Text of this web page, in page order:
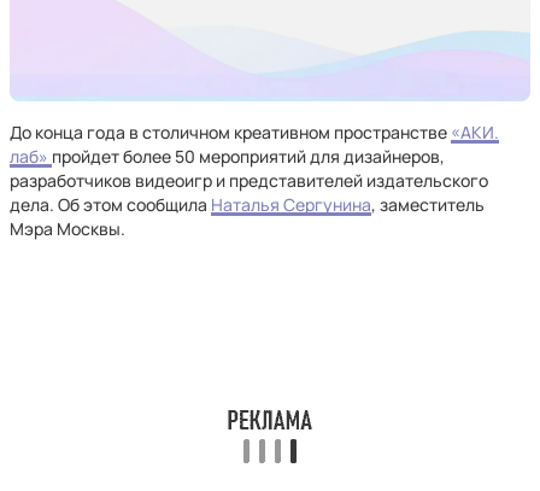
До конца года в столичном креативном пространстве «АКИ.
лаб» пройдет более 50 мероприятий для дизайнеров,
разработчиков видеоигр и представителей издательского
дела. Об этом сообщила Наталья Сергунина, заместитель
Мэра Москвы.